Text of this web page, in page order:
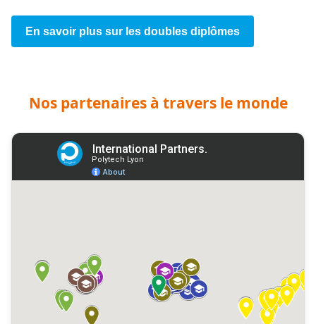
En savoir plus sur les doubles diplômes
Nos partenaires à travers le monde